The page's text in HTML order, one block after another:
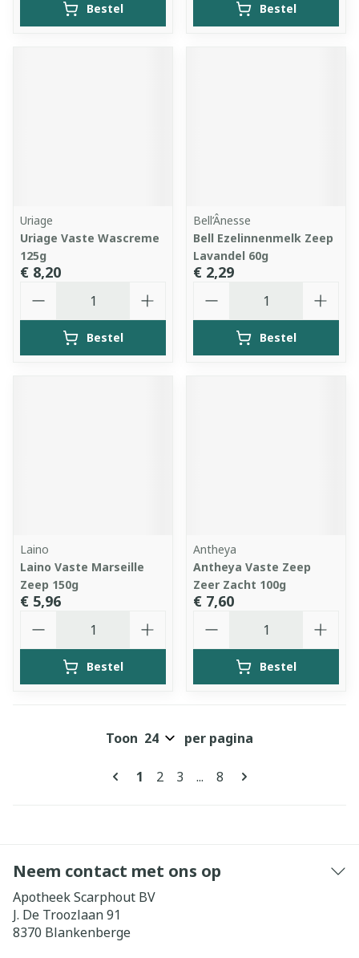
Bestel Bestel
Uriage
Uriage Vaste Wascreme
125g
€ 8,20
Bestel
Bell’Ânesse
Bell Ezelinnenmelk Zeep
Lavandel 60g
€ 2,29
Bestel
Laino
Laino Vaste Marseille
Zeep 150g
€ 5,96
Bestel
Antheya
Antheya Vaste Zeep
Zeer Zacht 100g
€ 7,60
Bestel
Pagina's
U lees momenteel pagina
1 Pagina
2 Pagina
3 ... Pagina
8
Toon per pagina
Neem contact met ons op
Apotheek Scarphout BV
J. De Troozlaan 91
8370 Blankenberge